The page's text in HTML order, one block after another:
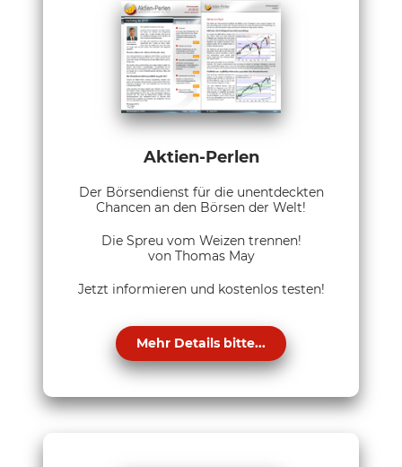
Aktien-Perlen
Der Börsendienst für die unentdeckten
Chancen an den Börsen der Welt!
Die Spreu vom Weizen trennen!
von Thomas May
Jetzt informieren und kostenlos testen!
Mehr Details bitte...